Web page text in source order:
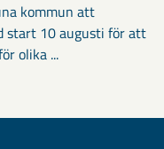
kommun att
start 10 augusti för att
olika ...